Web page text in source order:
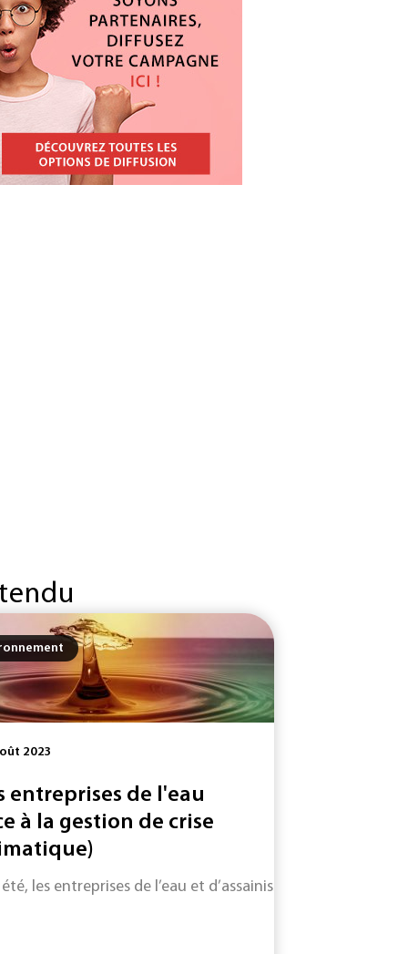
». Ce plan...
régionale de santé (ARS) d’Occitanie soulève
2023
entreprises de l'eau
à la gestion de crise
les entreprises de l’eau et d’assainissement sont sur